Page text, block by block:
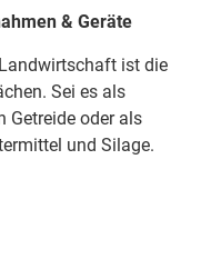
& Geräte
ist die
Sei es als
Getreide oder als
und Silage.